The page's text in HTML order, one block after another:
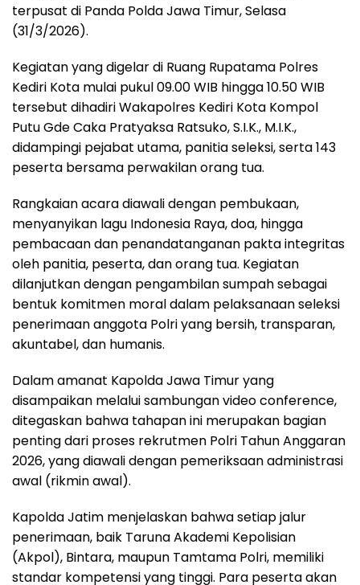
terpusat di Panda Polda Jawa Timur, Selasa
(31/3/2026).
Kegiatan yang digelar di Ruang Rupatama Polres
Kediri Kota mulai pukul 09.00 WIB hingga 10.50 WIB
tersebut dihadiri Wakapolres Kediri Kota Kompol
Putu Gde Caka Pratyaksa Ratsuko, S.I.K., M.I.K.,
didampingi pejabat utama, panitia seleksi, serta 143
peserta bersama perwakilan orang tua.
Rangkaian acara diawali dengan pembukaan,
menyanyikan lagu Indonesia Raya, doa, hingga
pembacaan dan penandatanganan pakta integritas
oleh panitia, peserta, dan orang tua. Kegiatan
dilanjutkan dengan pengambilan sumpah sebagai
bentuk komitmen moral dalam pelaksanaan seleksi
penerimaan anggota Polri yang bersih, transparan,
akuntabel, dan humanis.
Dalam amanat Kapolda Jawa Timur yang
disampaikan melalui sambungan video conference,
ditegaskan bahwa tahapan ini merupakan bagian
penting dari proses rekrutmen Polri Tahun Anggaran
2026, yang diawali dengan pemeriksaan administrasi
awal (rikmin awal).
Kapolda Jatim menjelaskan bahwa setiap jalur
penerimaan, baik Taruna Akademi Kepolisian
(Akpol), Bintara, maupun Tamtama Polri, memiliki
standar kompetensi yang tinggi. Para peserta akan